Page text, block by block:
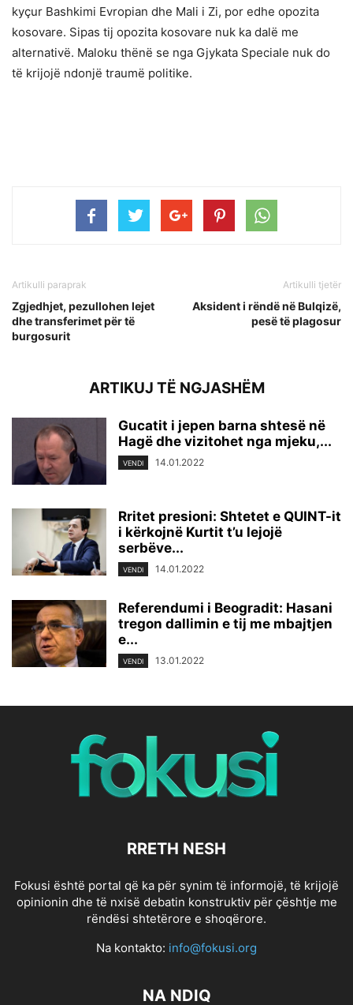
kyçur Bashkimi Evropian dhe Mali i Zi, por edhe opozita
kosovare. Sipas tij opozita kosovare nuk ka dalë me
alternativë. Maloku thënë se nga Gjykata Speciale nuk do
të krijojë ndonjë traumë politike.
Artikulli paraprak
Zgjedhjet, pezullohen lejet
dhe transferimet për të
burgosurit
Artikulli tjetër
Aksident i rëndë në Bulqizë,
pesë të plagosur
ARTIKUJ TË NGJASHËM
Gucatit i jepen barna shtesë në
Hagë dhe vizitohet nga mjeku,...
VENDI 14.01.2022
Rritet presioni: Shtetet e QUINT-it
i kërkojnë Kurtit t’u lejojë
serbëve...
VENDI 14.01.2022
Referendumi i Beogradit: Hasani
tregon dallimin e tij me mbajtjen
e...
VENDI 13.01.2022
RRETH NESH
Fokusi është portal që ka për synim të informojë, të krijojë
opinionin dhe të nxisë debatin konstruktiv për çështje me
rëndësi shtetërore e shoqërore.
Na kontakto: info@fokusi.org
NA NDIQ